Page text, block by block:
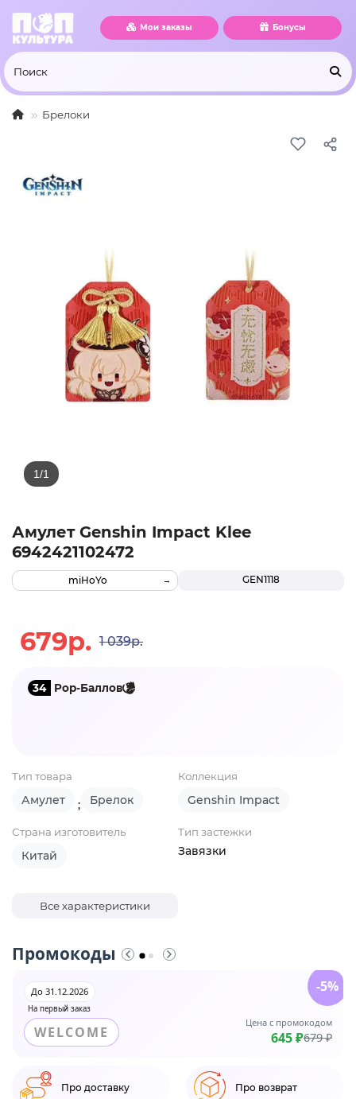
Мои заказы Бонусы
Брелоки
Амулет Genshin Impact Klee
6942421102472
GEN1118
miHoYo
679р. 1 039р.
34 Pop-Баллов
Тип товара
Амулет ; Брелок
Коллекция
Genshin Impact
Страна изготовитель
Китай
Тип застежки
Завязки
Все характеристики
Промокоды
На первый заказ
До 31.12.2026
WELCOME
Цена с промокодом
645 ₽679 ₽
-5%
Про доставку Про возврат